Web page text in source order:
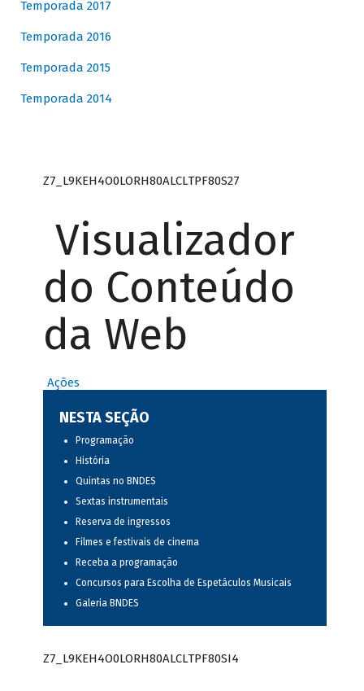
Temporada 2017
Temporada 2016
Temporada 2015
Temporada 2014
Z7_L9KEH4O0LORH80ALCLTPF80S27
Visualizador
do Conteúdo
da Web
Ações
NESTA SEÇÃO
Programação
História
Quintas no BNDES
Sextas instrumentais
Reserva de ingressos
Filmes e festivais de cinema
Receba a programação
Concursos para Escolha de Espetáculos Musicais
Galeria BNDES
Z7_L9KEH4O0LORH80ALCLTPF80SI4